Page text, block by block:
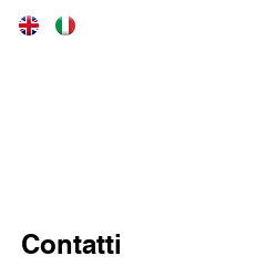
Contatti